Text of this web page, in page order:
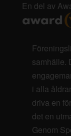
En del av
samhälle.
i alla
driva en
det en
Genom